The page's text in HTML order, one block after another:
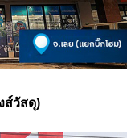
ส์วัสดุ)